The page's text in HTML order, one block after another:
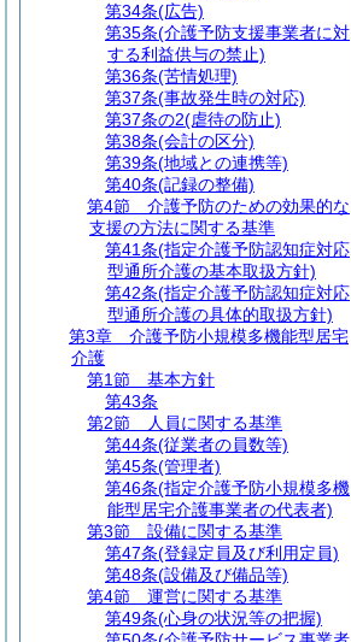
第34条(広告)
第35条(介護予防支援事業者に対
する利益供与の禁止)
第36条(苦情処理)
第37条(事故発生時の対応)
第37条の2(虐待の防止)
第38条(会計の区分)
第39条(地域との連携等)
第40条(記録の整備)
第4節
介護予防のための効果的な
支援の方法に関する基準
第41条(指定介護予防認知症対応
型通所介護の基本取扱方針)
第42条(指定介護予防認知症対応
型通所介護の具体的取扱方針)
第3章
介護予防小規模多機能型居宅
介護
第1節
基本方針
第43条
第2節
人員に関する基準
第44条(従業者の員数等)
第45条(管理者)
第46条(指定介護予防小規模多機
能型居宅介護事業者の代表者)
第3節
設備に関する基準
第47条(登録定員及び利用定員)
第48条(設備及び備品等)
第4節
運営に関する基準
第49条(心身の状況等の把握)